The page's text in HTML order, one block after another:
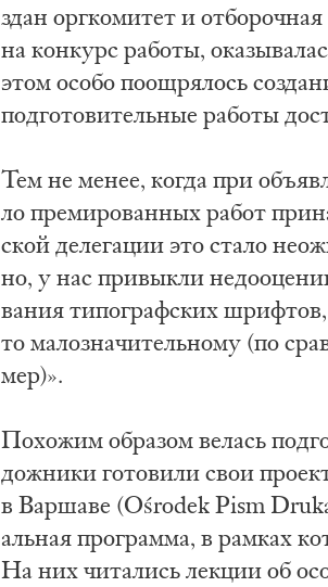
здан орг­ко­ми­тет и
на кон­курс ра­бо­ты,
этом осо­бо по­ощря­лось
под­го­то­ви­тель­ные ра­бо­ты
Тем не ме­нее, ко­гда при
ло пре­ми­ро­ван­ных ра­бот
ской де­ле­га­ции это ста­ло
но, у нас при­вык­ли
ва­ния ти­по­граф­ских шриф­тов,
то ма­ло­зна­чи­тель­но­му (по
мер)».
По­хо­жим об­ра­зом ве­лась
дож­ни­ки го­то­ви­ли свои
в Вар­ша­ве (Ośrodek Pism
аль­ная про­грам­ма, в рам­ках
На них чи­та­лись лек­ции об